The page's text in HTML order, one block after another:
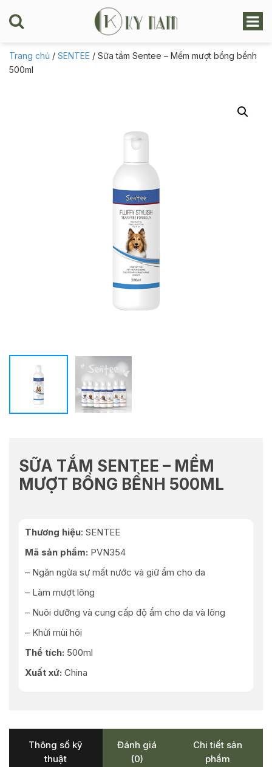
Trang chủ / SENTEE / Sữa tắm Sentee – Mềm mượt bồng bềnh
500ml
SỮA TẮM SENTEE – MỀM
MƯỢT BỒNG BỀNH 500ML
Thương hiệu: SENTEE
Mã sản phẩm: PVN354
– Ngăn ngừa sự mất nước và giữ ẩm cho da
– Làm mượt lông
– Nuôi dưỡng và cung cấp độ ẩm cho da và lông
– Khửi mùi hôi
Thể tích: 500ml
Xuất xứ: China
Thông số kỹ
thuật
Đánh giá
(0)
Chi tiết sản
phẩm